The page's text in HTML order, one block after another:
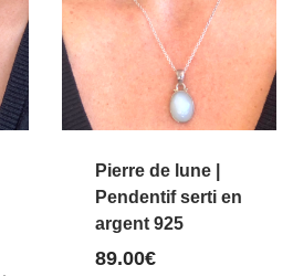
Pierre de lune |
Pendentif serti en
argent 925
89.00€